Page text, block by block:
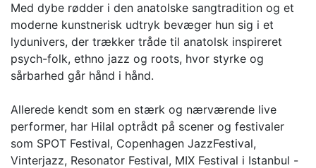
Med dybe rødder i den anatolske sangtradition og et
moderne kunstnerisk udtryk bevæger hun sig i et
lydunivers, der trækker tråde til anatolsk inspireret
psych-folk, ethno jazz og roots, hvor styrke og
sårbarhed går hånd i hånd.
Allerede kendt som en stærk og nærværende live
performer, har Hilal optrådt på scener og festivaler
som SPOT Festival, Copenhagen JazzFestival,
Vinterjazz, Resonator Festival, MIX Festival i Istanbul -